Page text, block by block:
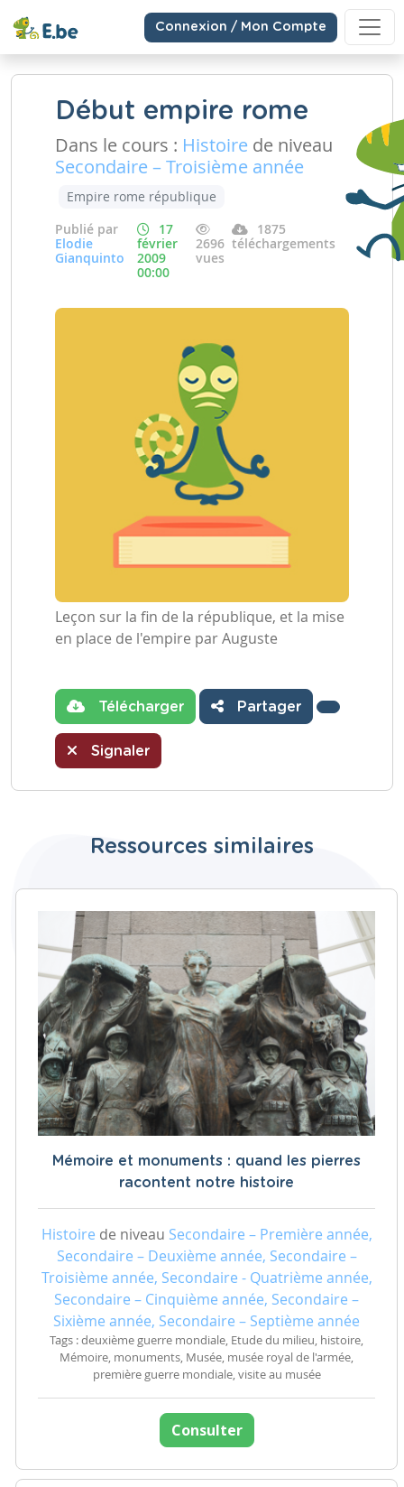
Connexion / Mon Compte
Début empire rome
Dans le cours : Histoire de niveau
Secondaire – Troisième année
Empire rome république
Publié par
Elodie
Gianquinto
17
février
2009
00:00
2696
vues
1875
téléchargements
Leçon sur la fin de la république, et la mise
en place de l'empire par Auguste
Télécharger Partager
Signaler
Ressources similaires
Mémoire et monuments : quand les pierres
racontent notre histoire
Histoire de niveau Secondaire – Première année,
Secondaire – Deuxième année, Secondaire –
Troisième année, Secondaire - Quatrième année,
Secondaire – Cinquième année, Secondaire –
Sixième année, Secondaire – Septième année
Tags : deuxième guerre mondiale, Etude du milieu, histoire,
Mémoire, monuments, Musée, musée royal de l'armée,
première guerre mondiale, visite au musée
Consulter